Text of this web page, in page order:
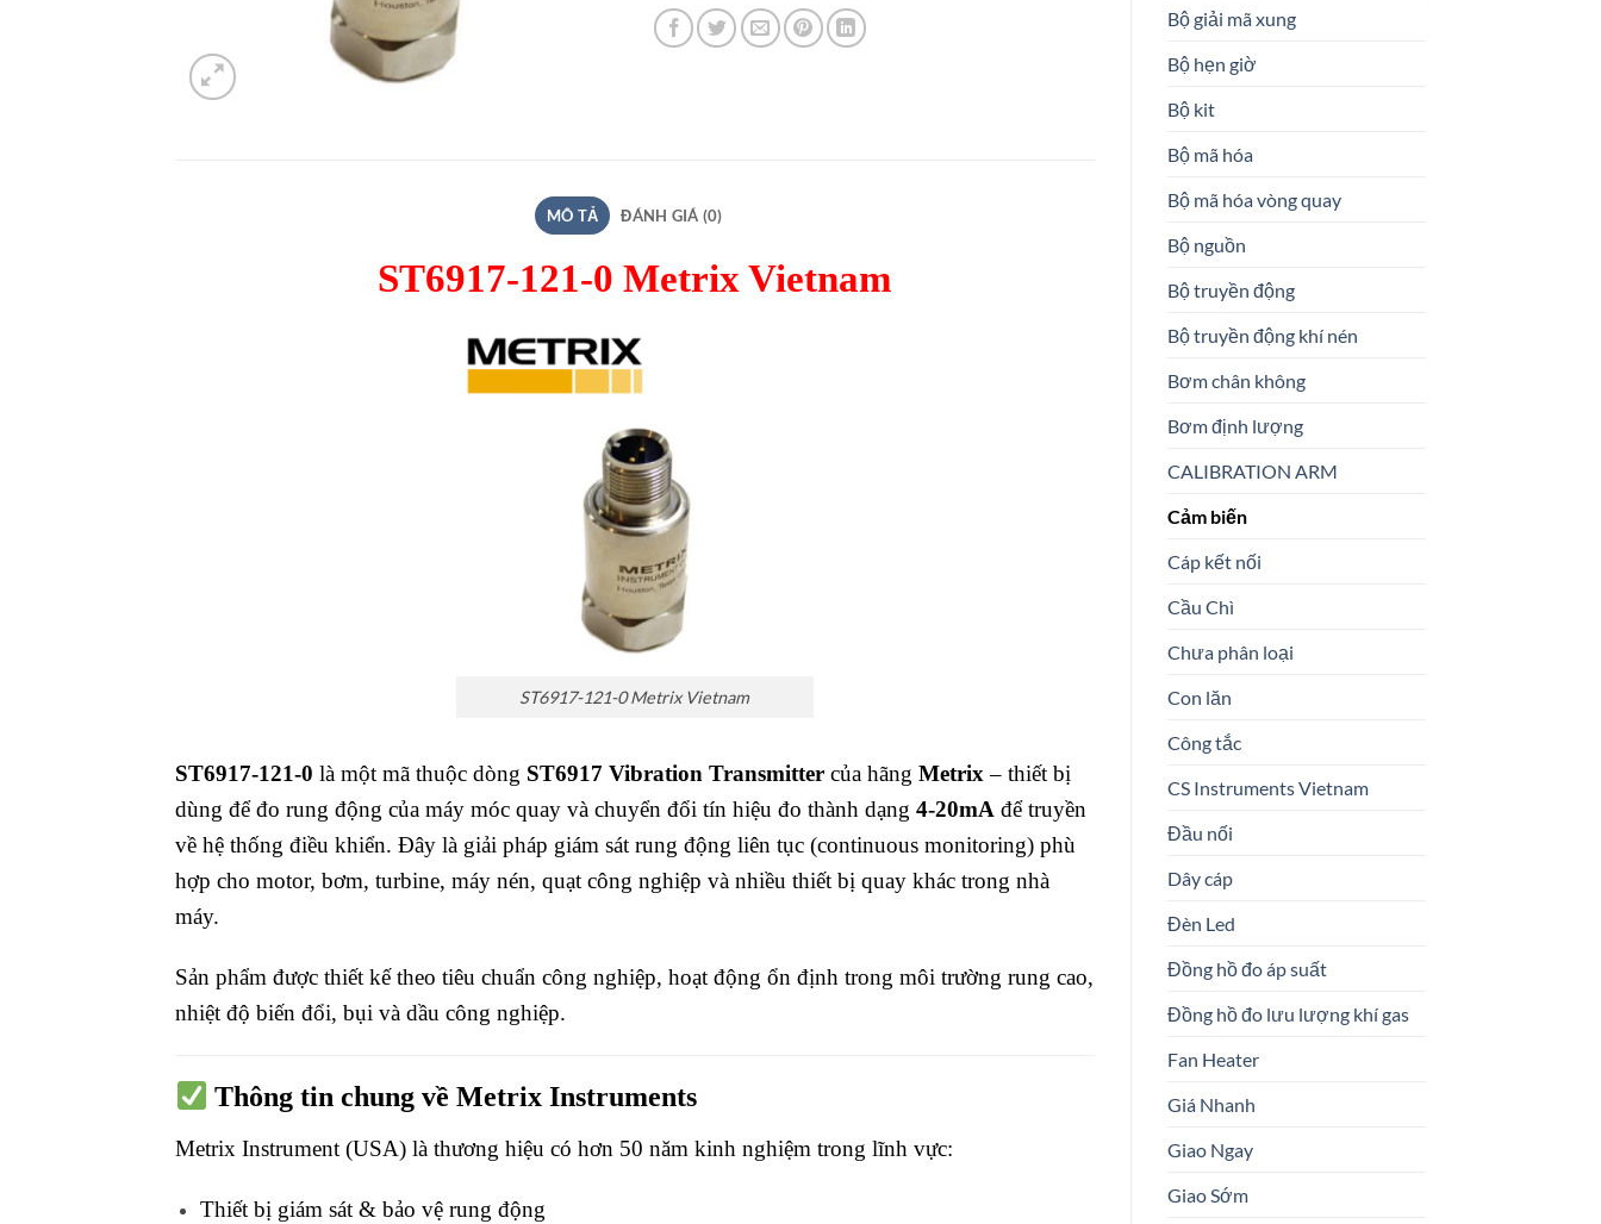
Bộ giải mã xung
Bộ hẹn giờ
Bộ kit
Bộ mã hóa
Bộ mã hóa vòng quay
Bộ nguồn
Bộ truyền động
Bộ truyền động khí nén
Bơm chân không
Bơm định lượng
CALIBRATION ARM
Cảm biến
Cáp kết nối
Cầu Chì
Chưa phân loại
Con lăn
Công tắc
CS Instruments Vietnam
Đầu nối
Dây cáp
Đèn Led
Đồng hồ đo áp suất
Đồng hồ đo lưu lượng khí gas
Fan Heater
Giá Nhanh
Giao Ngay
Giao Sớm
MÔ TẢ ĐÁNH GIÁ (0)
ST6917-121-0 Metrix Vietnam
ST6917-121-0 Metrix Vietnam
ST6917-121-0 là một mã thuộc dòng ST6917 Vibration Transmitter của hãng Metrix – thiết bị
dùng để đo rung động của máy móc quay và chuyển đổi tín hiệu đo thành dạng 4-20mA để truyền
về hệ thống điều khiển. Đây là giải pháp giám sát rung động liên tục (continuous monitoring) phù
hợp cho motor, bơm, turbine, máy nén, quạt công nghiệp và nhiều thiết bị quay khác trong nhà
máy.
Sản phẩm được thiết kế theo tiêu chuẩn công nghiệp, hoạt động ổn định trong môi trường rung cao,
nhiệt độ biến đổi, bụi và dầu công nghiệp.
Thông tin chung về Metrix Instruments
Metrix Instrument (USA) là thương hiệu có hơn 50 năm kinh nghiệm trong lĩnh vực:
Thiết bị giám sát & bảo vệ rung động